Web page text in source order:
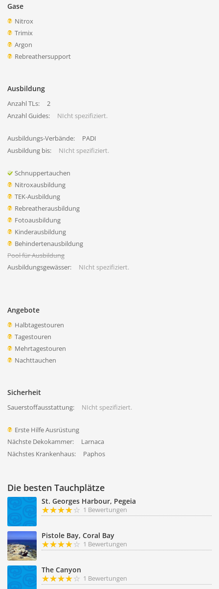
Gase
Nitrox
Trimix
Argon
Rebreathersupport
Ausbildung
Anzahl TLs:
2
Anzahl Guides:
NIcht spezifiziert.
Ausbildungs-Verbände:
PADI
Ausbildung bis:
NIcht spezifiziert.
Schnuppertauchen
Nitroxausbildung
TEK-Ausbildung
Rebreatherausbildung
Fotoausbildung
Kinderausbildung
Behindertenausbildung
Pool für Ausbildung
Ausbildungsgewässer:
NIcht spezifiziert.
Angebote
Halbtagestouren
Tagestouren
Mehrtagestouren
Nachttauchen
Sicherheit
Sauerstoffausstattung: NIcht spezifiziert.
Erste Hilfe Ausrüstung
Nächste Dekokammer:
Larnaca
Nächstes Krankenhaus:
Paphos
Die besten Tauchplätze
St. Georges Harbour, Pegeia
1 Bewertungen
Pistole Bay, Coral Bay
1 Bewertungen
The Canyon
1 Bewertungen